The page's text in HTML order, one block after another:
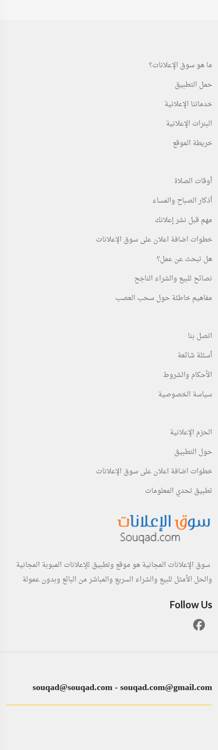
ما هو سوق الإعلانات؟
حمل التطبيق
خدماتنا الإعلانية
البنرات الإعلانية
خريطة الموقع
أوقات الصلاة
أذكار الصباح والمساء
مهم قبل نشر إعلانك
خطوات اضافة اعلان على سوق الإعلانات
هل تبحث عن عمل؟
نصائح للبيع والشراء الناجح
مفاهيم خاطئة حول سحب العصب
اتصل بنا
أسئلة شائعة
الأحكام والشروط
سياسة الخصوصية
الحزم الإعلانية
حول التطبيق
خطوات اضافة اعلان على سوق الإعلانات
تطبيق تحدي المعلومات
سوق الإعلانات المجانية هو موقع وتطبيق للإعلانات المبوبة المجانية
والحل الأمثل للبيع والشراء السريع والمباشر من البائع وبدون عمولة
Follow Us
souqad@souqad.com-souqad.com@gmail.com